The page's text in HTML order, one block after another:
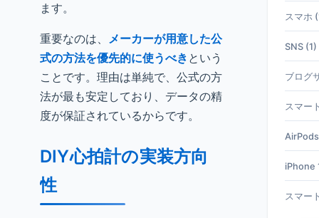
ます。
重要なのは、 メーカーが用意した公
式の方法を優先的に使うべき という
ことです。理由は単純で、公式の方
法が最も安定しており、データの精
度が保証されているからです。
DIY心拍計の実装方向
性
スマホ
SNS (1)
ブログ
スマー
iPhone
スマー